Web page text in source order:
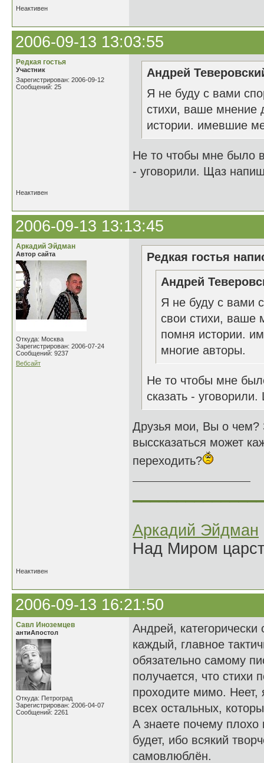
Неактивен
2006-09-13 13:03:55
Редкая гостья
Участник
Зарегистрирован: 2006-09-12
Сообщений: 25
Андрей
Я не буду с вами
стихи, ваше мнение
истории. имевшие
Не то чтобы мне было
- уговорили. Щаз
Неактивен
2006-09-13 13:13:45
Аркадий Эйдман
Автор сайта
Откуда: Москва
Зарегистрирован: 2006-07-24
Сообщений: 9237
Вебсайт
Редкая гостья
Андрей
Я не буду с вами
свои стихи, ваше
помня истории.
многие авторы.
Не то чтобы мне
сказать -
Друзья мои, Вы о чем?
выссказаться может
переходить?
Аркадий Эйдман
Над Миром
Неактивен
2006-09-13 16:21:50
Савл Иноземцев
антиАпостол
Откуда: Петроград
Зарегистрирован: 2006-04-07
Сообщений: 2261
Андрей,
каждый, главное
обязательно самому
получается, что стихи
проходите мимо. Неет,
всех остальных,
А знаете почему
будет, ибо всякий
самовлюблён.